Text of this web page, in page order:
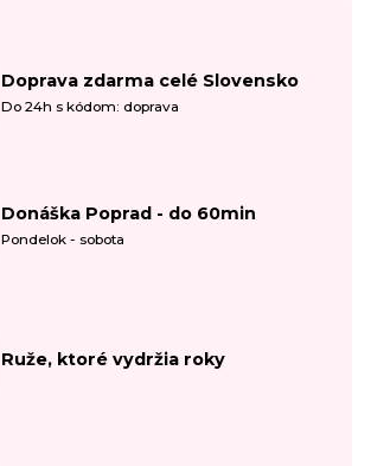
Doprava zdarma celé Slovensko
Do 24h s kódom: doprava
Donáška Poprad - do 60min
Pondelok - sobota
Ruže, ktoré vydržia roky